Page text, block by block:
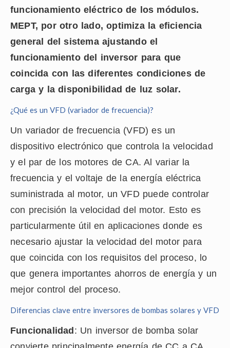
funcionamiento eléctrico de los módulos.
MEPT, por otro lado, optimiza la eficiencia
general del sistema ajustando el
funcionamiento del inversor para que
coincida con las diferentes condiciones de
carga y la disponibilidad de luz solar.
¿Qué es un VFD (variador de frecuencia)?
Un variador de frecuencia (VFD) es un
dispositivo electrónico que controla la velocidad
y el par de los motores de CA. Al variar la
frecuencia y el voltaje de la energía eléctrica
suministrada al motor, un VFD puede controlar
con precisión la velocidad del motor. Esto es
particularmente útil en aplicaciones donde es
necesario ajustar la velocidad del motor para
que coincida con los requisitos del proceso, lo
que genera importantes ahorros de energía y un
mejor control del proceso.
Diferencias clave entre inversores de bombas solares y VFD
Funcionalidad : Un inversor de bomba solar